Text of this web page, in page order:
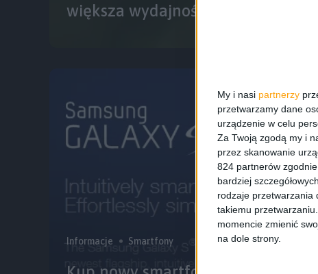
My i nasi partnerzy
przetwarzamy dane
urządzenie w celu
Za Twoją zgodą my i
przez skanowanie
824 partnerów
bardziej
rodzaje przetwarzania
takiemu
momencie zmienić
na dole strony.
większa wydajność i usprawniona
Informacje Smartfony